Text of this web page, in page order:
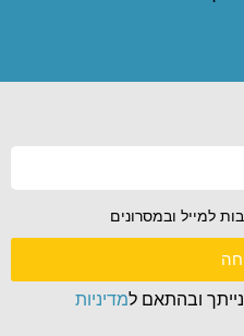
למייל ובמסרונים
ובהתאם למדיניות